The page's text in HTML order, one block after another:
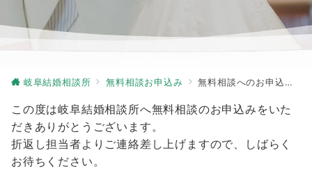
岐阜結婚相談所 無料相談お申込み 無料相談へのお申込みありがとうございました
この度は岐阜結婚相談所へ無料相談のお申込みをいた
だきありがとうございます。
折返し担当者よりご連絡差し上げますので、しばらく
お待ちください。